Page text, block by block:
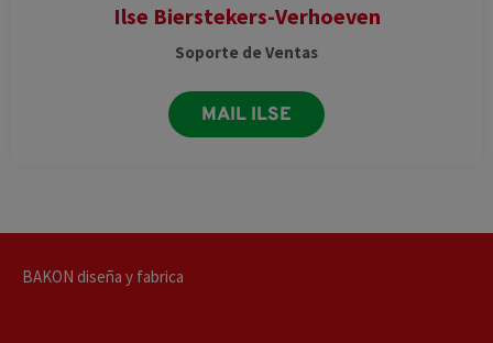
Ilse Bierstekers-Verhoeven
Soporte de Ventas
MAIL ILSE
BAKON diseña y fabrica